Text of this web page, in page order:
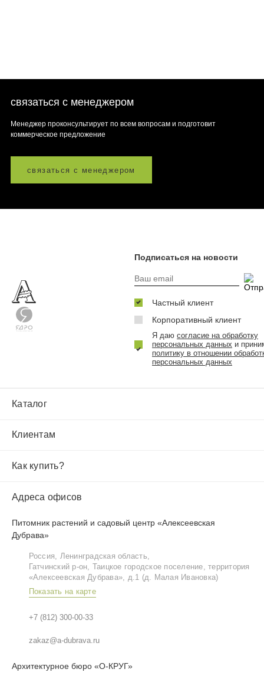
связаться с менеджером
Менеджер проконсультирует по всем вопросам и подготовит
коммерческое предложение
связаться с менеджером
Каталог
Клиентам
Как купить?
Адреса офисов
Питомник растений и садовый центр «Алексеевская
Дубрава»
Россия, Ленинградская область,
Гатчинский р‑он, Таицкое городское поселение, территория
«Алексеевская Дубрава», д.1 (д. Малая Ивановка)
Показать на карте
+7 (812) 300-00-33
zakaz@a-dubrava.ru
Архитектурное бюро «О-КРУГ»
Подписаться на новости
Частный клиент
Корпоративный клиент
Я даю согласие на обработку
персональных данных и
политику в отношении
персональных данных